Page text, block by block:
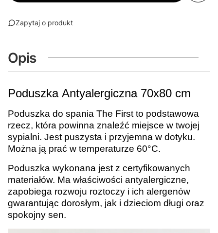
Zapytaj o produkt
Opis
Poduszka Antyalergiczna 70x80 cm
Poduszka do spania The First to podstawowa
rzecz, która powinna znaleźć miejsce w twojej
sypialni. Jest puszysta i przyjemna w dotyku.
Można ją prać w temperaturze 60°C.
Poduszka wykonana jest z certyfikowanych
materiałów. Ma właściwości antyalergiczne,
zapobiega rozwoju roztoczy i ich alergenów
gwarantując dorosłym, jak i dzieciom długi oraz
spokojny sen.